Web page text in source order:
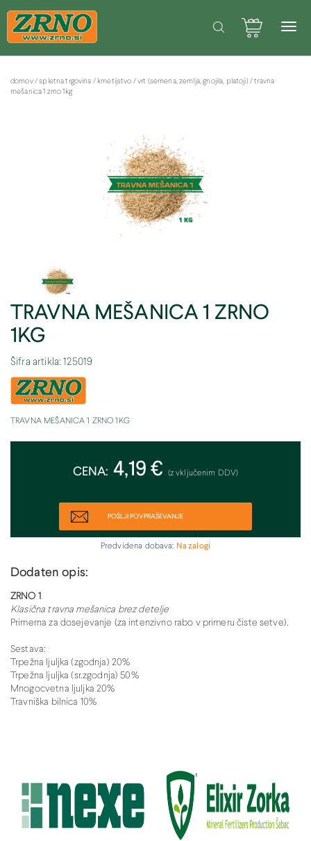
POTREBUJETE POMOČ PRI SPLETNEM NAKUPU? Pišite na: info@zrno.si
domov /spletna trgovina / kmetijstvo /vrt (semena, zemlja, gnojila, platoji) /travna
mešanica 1 zrno 1kg
TRAVNA MEŠANICA 1 ZRNO
1KG
Šifra artikla: 125019
TRAVNA MEŠANICA 1 ZRNO 1KG
CENA: 4,19 € (z vključenim DDV)
POŠLJI POVPRAŠEVANJE
Predvidena dobava: Na zalogi
Dodaten opis:
ZRNO 1
Klasična travna mešanica brez detelje
Primerna za dosejevanje (za intenzivno rabo v primeru čiste setve).
Sestava:
Trpežna ljuljka (zgodnja) 20%
Trpežna ljuljka (sr.zgodnja) 50%
Mnogocvetna ljuljka 20%
Travniška bilnica 10%